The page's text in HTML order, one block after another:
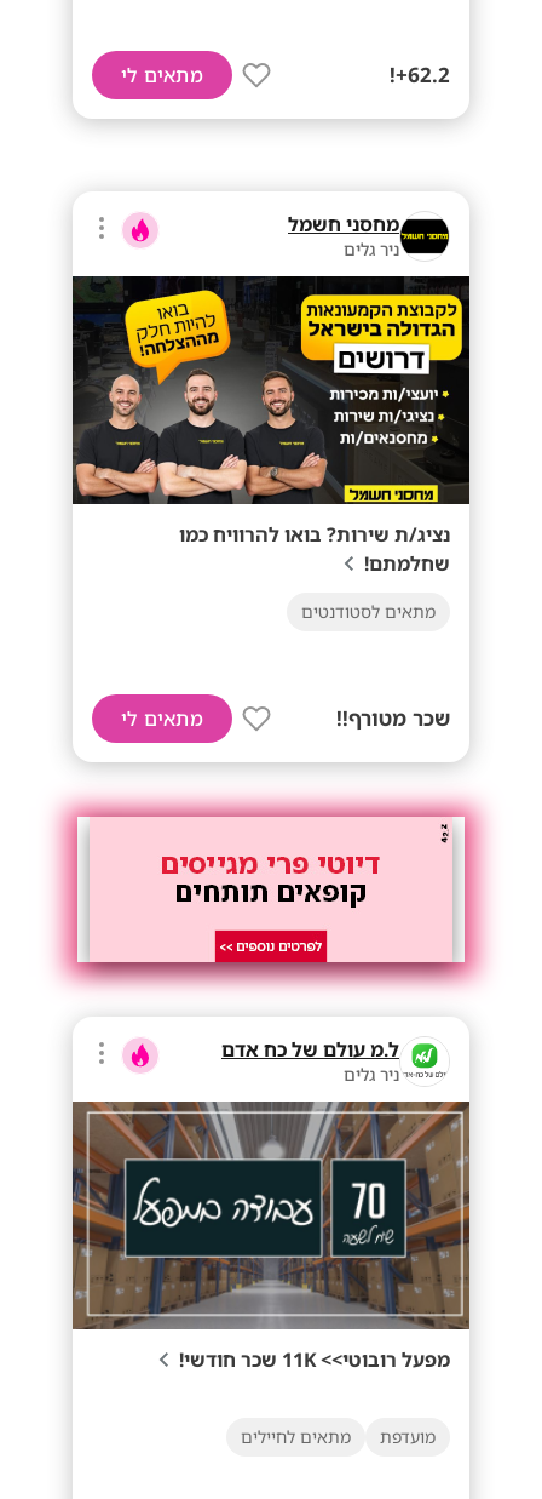
62.2+! מתאים לי
מחסני חשמל
ניר גלים
נציג/ת שירות? בואו להרוויח כמו
שחלמתם!
מתאים לסטודנטים
שכר מטורף!! מתאים לי
ל.מ עולם של כח אדם
ניר גלים
מפעל רובוטי>> 11K שכר חודשי!
מועדפת מתאים לחיילים